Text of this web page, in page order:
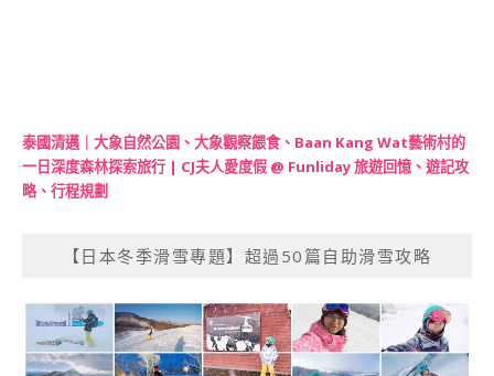
泰國清邁｜大象自然公園、大象觀察餵食、Baan Kang Wat藝術村的
一日深度森林探索旅行 | CJ夫人愛度假 @ Funliday 旅遊回憶、遊記攻
略、行程規劃
【日本冬季滑雪專題】超過50篇自助滑雪攻略